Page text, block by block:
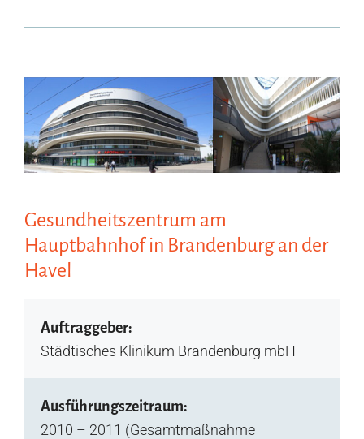
Gesundheitszentrum am
Hauptbahnhof in Brandenburg an der
Havel
Auftraggeber:
Städtisches Klinikum Brandenburg mbH
Ausführungszeitraum:
2010 – 2011 (Gesamtmaßnahme